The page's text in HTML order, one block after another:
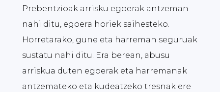
Prebentzioak arrisku egoerak antzeman
nahi ditu, egoera horiek saihesteko.
Horretarako, gune eta harreman seguruak
sustatu nahi ditu. Era berean, abusu
arriskua duten egoerak eta harremanak
antzemateko eta kudeatzeko tresnak ere